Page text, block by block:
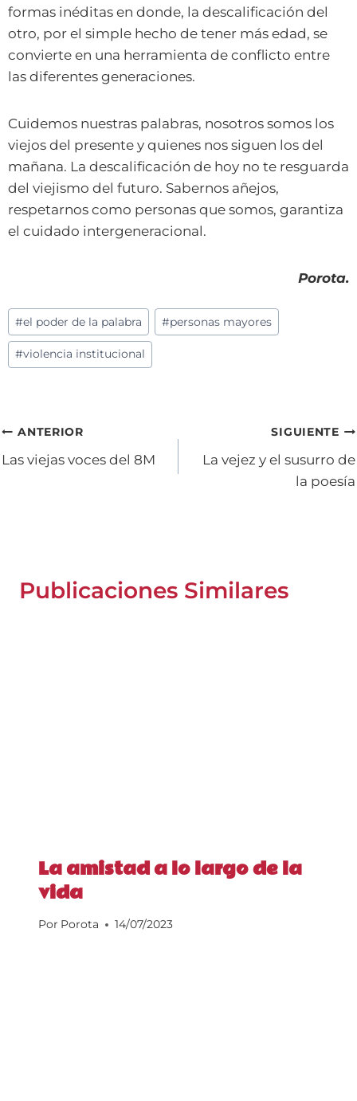
formas inéditas en donde, la descalificación del
otro, por el simple hecho de tener más edad, se
convierte en una herramienta de conflicto entre
las diferentes generaciones.
Cuidemos nuestras palabras, nosotros somos los
viejos del presente y quienes nos siguen los del
mañana. La descalificación de hoy no te resguarda
del viejismo del futuro. Sabernos añejos,
respetarnos como personas que somos, garantiza
el cuidado intergeneracional.
Porota.
Etiquetas
de
la
#el poder de la palabra #personas mayores
#violencia institucional
Navegación
de
ANTERIOR
Las viejas voces del 8M
SIGUIENTE
La vejez y el susurro de
la poesía
Publicaciones Similares
La amistad a lo largo de la
vida
Por Porota 14/07/2023